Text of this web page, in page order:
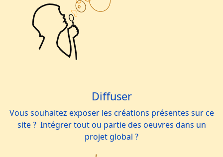
Diffuser
Vous souhaitez exposer les créations présentes sur ce
site ? Intégrer tout ou partie des oeuvres dans un
projet global ?